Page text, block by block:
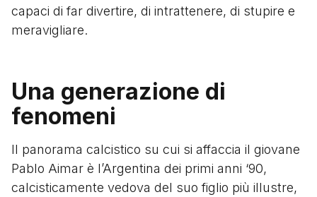
capaci di far divertire, di intrattenere, di stupire e
meravigliare.
Una generazione di
fenomeni
Il panorama calcistico su cui si affaccia il giovane
Pablo Aimar è l’Argentina dei primi anni ‘90,
calcisticamente vedova del suo figlio più illustre,